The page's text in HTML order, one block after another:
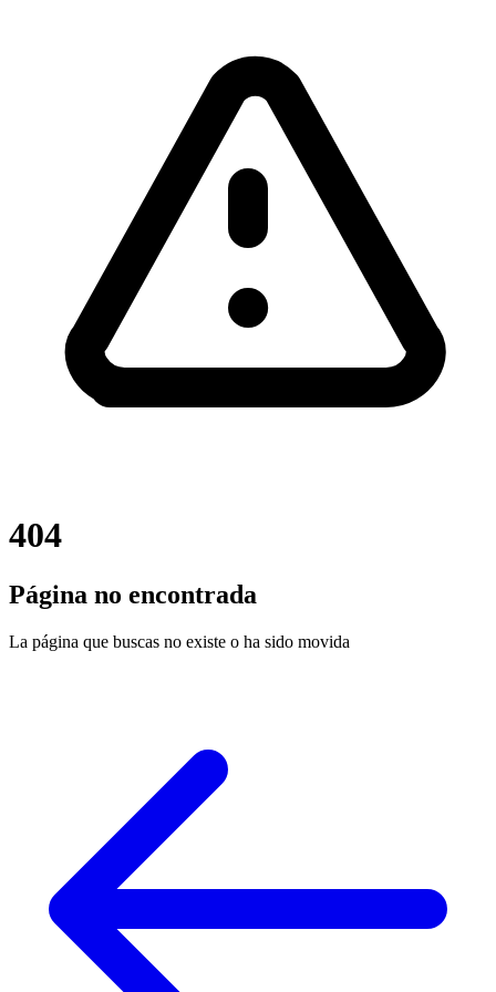
404
Página no encontrada
La página que buscas no existe o ha sido movida